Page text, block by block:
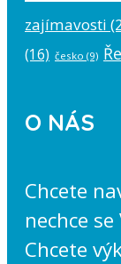
zajímavosti
(16) česko (9)
O NÁS
Chcete
nechce
Chcete